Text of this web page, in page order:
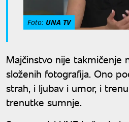
Foto: UNA TV
Majčinstvo nije takmičenje
složenih fotografija. Ono
strah, i ljubav i umor, i
trenutke sumnje.